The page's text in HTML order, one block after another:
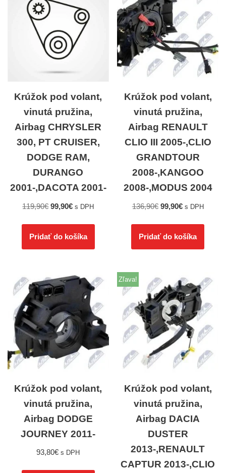
Krúžok pod volant,
vinutá pružina,
Airbag CHRYSLER
300, PT CRUISER,
DODGE RAM,
DURANGO
2001-,DACOTA 2001-
119,90€ 99,90€ s DPH
Pridať do košíka
Krúžok pod volant,
vinutá pružina,
Airbag RENAULT
CLIO III 2005-,CLIO
GRANDTOUR
2008-,KANGOO
2008-,MODUS 2004
136,90€ 99,90€ s DPH
Pridať do košíka
Krúžok pod volant,
vinutá pružina,
Airbag DODGE
JOURNEY 2011-
93,80€ s DPH
Zľava!
Krúžok pod volant,
vinutá pružina,
Airbag DACIA
DUSTER
2013-,RENAULT
CAPTUR 2013-,CLIO